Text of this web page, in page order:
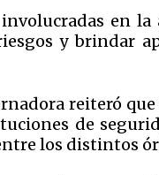
en
y brindar
reiteró
de
los distintos